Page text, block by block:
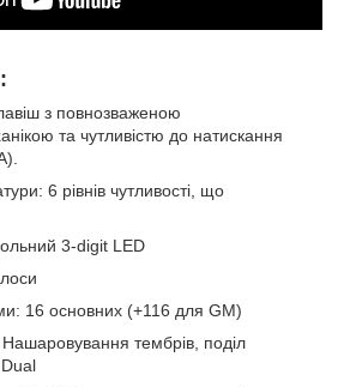
з повнозваженою
та чутливістю до натискання
6 рівнів чутливості, що
3-digit LED
16 основних (+116 для GM)
тембрів, поділ